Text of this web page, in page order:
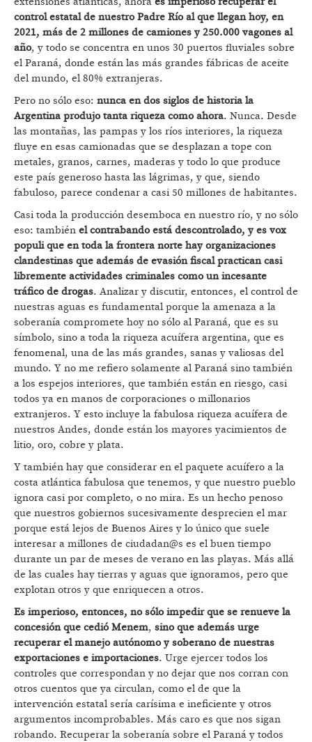
control estatal de nuestro Padre Río al que llegan hoy, en
2021, más de 2 millones de camiones y 250.000 vagones al
año, y todo se concentra en unos 30 puertos fluviales sobre
el Paraná, donde están las más grandes fábricas de aceite
del mundo, el 80% extranjeras.
Pero no sólo eso: nunca en dos siglos de historia la
Argentina produjo tanta riqueza como ahora. Nunca. Desde
las montañas, las pampas y los ríos interiores, la riqueza
fluye en esas camionadas que se desplazan a tope con
metales, granos, carnes, maderas y todo lo que produce
este país generoso hasta las lágrimas, y que, siendo
fabuloso, parece condenar a casi 50 millones de habitantes.
Casi toda la producción desemboca en nuestro río, y no sólo
eso: también el contrabando está descontrolado, y es vox
populi que en toda la frontera norte hay organizaciones
clandestinas que además de evasión fiscal practican casi
libremente actividades criminales como un incesante
tráfico de drogas. Analizar y discutir, entonces, el control de
nuestras aguas es fundamental porque la amenaza a la
soberanía compromete hoy no sólo al Paraná, que es su
símbolo, sino a toda la riqueza acuífera argentina, que es
fenomenal, una de las más grandes, sanas y valiosas del
mundo. Y no me refiero solamente al Paraná sino también
a los espejos interiores, que también están en riesgo, casi
todos ya en manos de corporaciones o millonarios
extranjeros. Y esto incluye la fabulosa riqueza acuífera de
nuestros Andes, donde están los mayores yacimientos de
litio, oro, cobre y plata.
Y también hay que considerar en el paquete acuífero a la
costa atlántica fabulosa que tenemos, y que nuestro pueblo
ignora casi por completo, o no mira. Es un hecho penoso
que nuestros gobiernos sucesivamente desprecien el mar
porque está lejos de Buenos Aires y lo único que suele
interesar a millones de ciudadan@s es el buen tiempo
durante un par de meses de verano en las playas. Más allá
de las cuales hay tierras y aguas que ignoramos, pero que
explotan otros y que enriquecen a otros.
Es imperioso, entonces, no sólo impedir que se renueve la
concesión que cedió Menem, sino que además urge
recuperar el manejo autónomo y soberano de nuestras
exportaciones e importaciones. Urge ejercer todos los
controles que correspondan y no dejar que nos corran con
otros cuentos que ya circulan, como el de que la
intervención estatal sería carísima e ineficiente y otros
argumentos incomprobables. Más caro es que nos sigan
robando. Recuperar la soberanía sobre el Paraná y todos